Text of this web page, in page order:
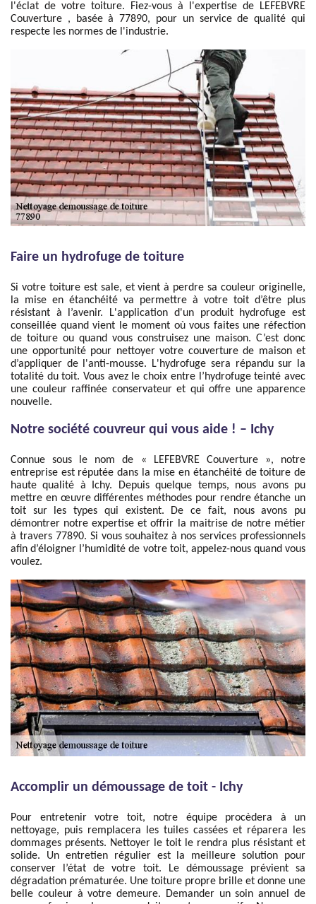
l'éclat de votre toiture. Fiez-vous à l'expertise de LEFEBVRE
Couverture , basée à 77890, pour un service de qualité qui
respecte les normes de l'industrie.
Faire un hydrofuge de toiture
Si votre toiture est sale, et vient à perdre sa couleur originelle,
la mise en étanchéité va permettre à votre toit d’être plus
résistant à l’avenir. L'application d'un produit hydrofuge est
conseillée quand vient le moment où vous faites une réfection
de toiture ou quand vous construisez une maison. C’est donc
une opportunité pour nettoyer votre couverture de maison et
d’appliquer de l'anti-mousse. L'hydrofuge sera répandu sur la
totalité du toit. Vous avez le choix entre l’hydrofuge teinté avec
une couleur raffinée conservateur et qui offre une apparence
nouvelle.
Notre société couvreur qui vous aide ! – Ichy
Connue sous le nom de « LEFEBVRE Couverture », notre
entreprise est réputée dans la mise en étanchéité de toiture de
haute qualité à Ichy. Depuis quelque temps, nous avons pu
mettre en œuvre différentes méthodes pour rendre étanche un
toit sur les types qui existent. De ce fait, nous avons pu
démontrer notre expertise et offrir la maitrise de notre métier
à travers 77890. Si vous souhaitez à nos services professionnels
afin d’éloigner l’humidité de votre toit, appelez-nous quand vous
voulez.
Accomplir un démoussage de toit - Ichy
Pour entretenir votre toit, notre équipe procèdera à un
nettoyage, puis remplacera les tuiles cassées et réparera les
dommages présents. Nettoyer le toit le rendra plus résistant et
solide. Un entretien régulier est la meilleure solution pour
conserver l’état de votre toit. Le démoussage prévient sa
dégradation prématurée. Une toiture propre brille et donne une
belle couleur à votre demeure. Demander un soin annuel de